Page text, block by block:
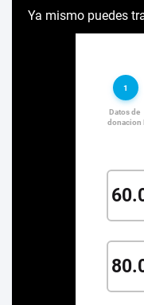
Ya mismo puedes